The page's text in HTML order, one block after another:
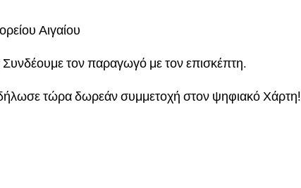
Αιγαίου
τον παραγωγό με τον επισκέπτη.
τώρα δωρεάν συμμετοχή στον ψηφιακό Χάρτη!